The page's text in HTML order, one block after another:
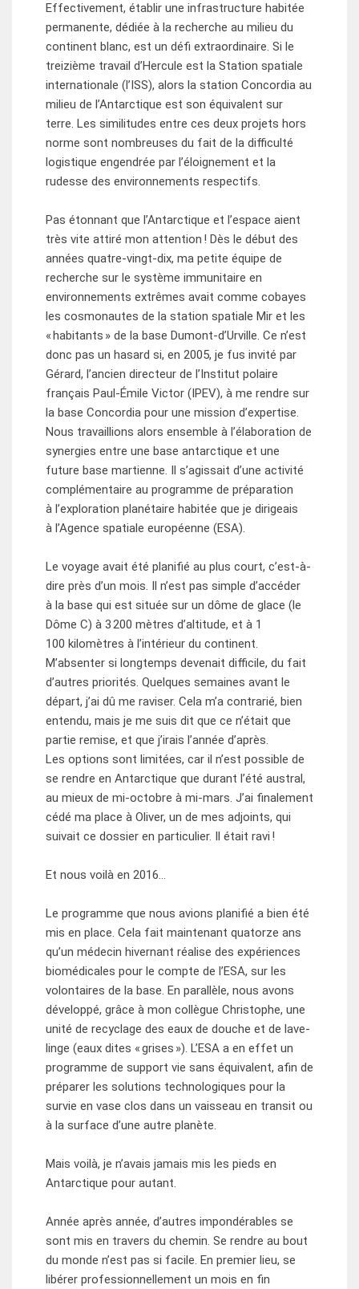
Effectivement, établir une infrastructure habitée
permanente, dédiée à la recherche au milieu du
continent blanc, est un défi extraordinaire. Si le
treizième travail d’Hercule est la Station spatiale
internationale (l’ISS), alors la station Concordia au
milieu de l’Antarctique est son équivalent sur
terre. Les similitudes entre ces deux projets hors
norme sont nombreuses du fait de la difficulté
logistique engendrée par l’éloignement et la
rudesse des environnements respectifs.
Pas étonnant que l’Antarctique et l’espace aient
très vite attiré mon attention ! Dès le début des
années quatre-vingt-dix, ma petite équipe de
recherche sur le système immunitaire en
environnements extrêmes avait comme cobayes
les cosmonautes de la station spatiale Mir et les
« habitants » de la base Dumont-d’Urville. Ce n’est
donc pas un hasard si, en 2005, je fus invité par
Gérard, l’ancien directeur de l’Institut polaire
français Paul-Émile Victor (IPEV), à me rendre sur
la base Concordia pour une mission d’expertise.
Nous travaillions alors ensemble à l’élaboration de
synergies entre une base antarctique et une
future base martienne. Il s’agissait d’une activité
complémentaire au programme de préparation
à l’exploration planétaire habitée que je dirigeais
à l’Agence spatiale européenne (ESA).
Le voyage avait été planifié au plus court, c’est-à-
dire près d’un mois. Il n’est pas simple d’accéder
à la base qui est située sur un dôme de glace (le
Dôme C) à 3 200 mètres d’altitude, et à 1
100 kilomètres à l’intérieur du continent.
M’absenter si longtemps devenait difficile, du fait
d’autres priorités. Quelques semaines avant le
départ, j’ai dû me raviser. Cela m’a contrarié, bien
entendu, mais je me suis dit que ce n’était que
partie remise, et que j’irais l’année d’après.
Les options sont limitées, car il n’est possible de
se rendre en Antarctique que durant l’été austral,
au mieux de mi-octobre à mi-mars. J’ai finalement
cédé ma place à Oliver, un de mes adjoints, qui
suivait ce dossier en particulier. Il était ravi !
Et nous voilà en 2016…
Le programme que nous avions planifié a bien été
mis en place. Cela fait maintenant quatorze ans
qu’un médecin hivernant réalise des expériences
biomédicales pour le compte de l’ESA, sur les
volontaires de la base. En parallèle, nous avons
développé, grâce à mon collègue Christophe, une
unité de recyclage des eaux de douche et de lave-
linge (eaux dites « grises »). L’ESA a en effet un
programme de support vie sans équivalent, afin de
préparer les solutions technologiques pour la
survie en vase clos dans un vaisseau en transit ou
à la surface d’une autre planète.
Mais voilà, je n’avais jamais mis les pieds en
Antarctique pour autant.
Année après année, d’autres impondérables se
sont mis en travers du chemin. Se rendre au bout
du monde n’est pas si facile. En premier lieu, se
libérer professionnellement un mois en fin